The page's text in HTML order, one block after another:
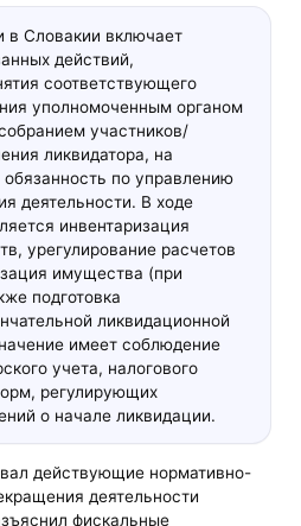
в Словакии включает
действий,
соответствующего
уполномоченным органом
участников/
ликвидатора, на
обязанность по управлению
деятельности. В ходе
инвентаризация
урегулирование расчетов
имущества (при
подготовка
ликвидационной
имеет соблюдение
учета, налогового
регулирующих
о начале ликвидации.
действующие нормативно-
деятельности
фискальные